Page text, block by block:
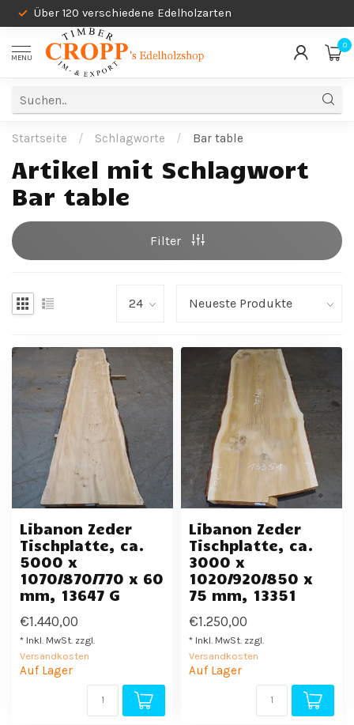
Über 120 verschiedene Edelholzarten
MENU
0
Startseite / Schlagworte / Bar table
Artikel mit Schlagwort
Bar table
Filter
Libanon Zeder
Tischplatte, ca.
5000 x
1070/870/770 x 60
mm, 13647 G
€1.440,00
* Inkl. MwSt. zzgl.
Versandkosten
Auf Lager
Libanon Zeder
Tischplatte, ca.
3000 x
1020/920/850 x
75 mm, 13351
€1.250,00
* Inkl. MwSt. zzgl.
Versandkosten
Auf Lager